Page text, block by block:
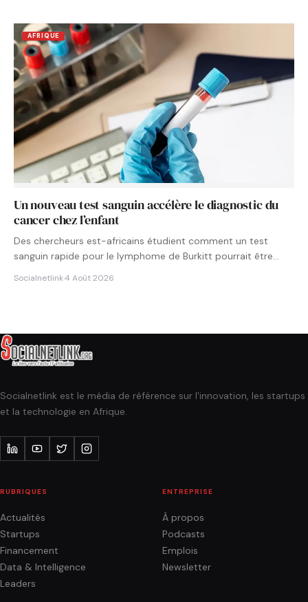
AFRIQUE
Un nouveau test sanguin accélère le diagnostic du
cancer chez l’enfant
Des chercheurs est-africains étudient comment un test
sanguin rapide pour le lymphome de Burkitt pourrait être
Socialnetlink·4 Août 2026
Socialnetlink est le média de référence sur l'innovation, les startups
et la technologie en Afrique.
RUBRIQUES
Actualités
Startups
Financement
Data & Intelligence
Leaders
ENTREPRISE
À propos
Podcasts
Emplois
Newsletter